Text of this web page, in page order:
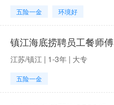
五险一金 环境好
镇江海底捞聘员工餐师傅
江苏/镇江 | 1-3年 | 大专
五险一金